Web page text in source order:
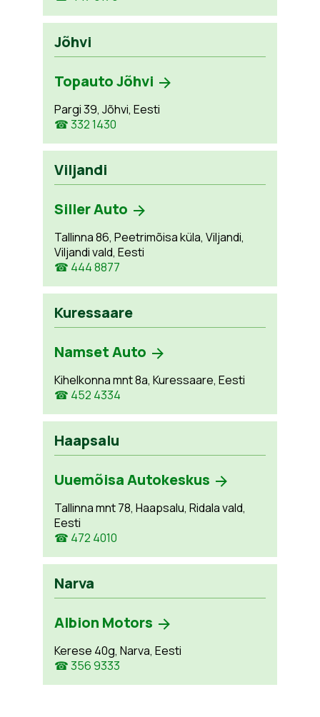
Jõhvi
Topauto Jõhvi
Pargi 39, Jõhvi, Eesti
☎ 332 1430
Viljandi
Siller Auto
Tallinna 86, Peetrimõisa küla, Viljandi,
Viljandi vald, Eesti
☎ 444 8877
Kuressaare
Namset Auto
Kihelkonna mnt 8a, Kuressaare, Eesti
☎ 452 4334
Haapsalu
Uuemõisa Autokeskus
Tallinna mnt 78, Haapsalu, Ridala vald,
Eesti
☎ 472 4010
Narva
Albion Motors
Kerese 40g, Narva, Eesti
☎ 356 9333